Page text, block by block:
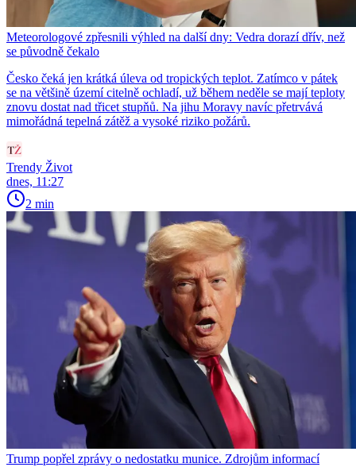
Meteorologové zpřesnili výhled na další dny: Vedra dorazí dřív, než
se původně čekalo
Česko čeká jen krátká úleva od tropických teplot. Zatímco v pátek
se na většině území citelně ochladí, už během neděle se mají teploty
znovu dostat nad třicet stupňů. Na jihu Moravy navíc přetrvává
mimořádná tepelná zátěž a vysoké riziko požárů.
Trendy Život
dnes, 11:27
2 min
Trump popřel zprávy o nedostatku munice. Zdrojům informací